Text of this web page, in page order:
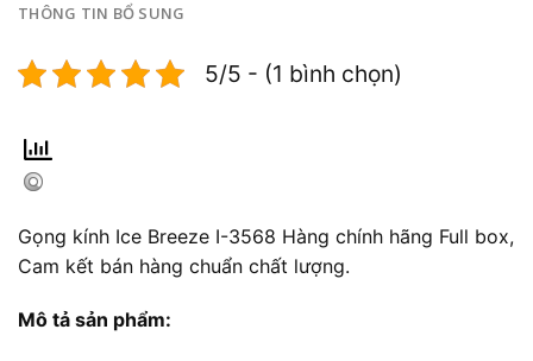
THÔNG TIN BỔ SUNG
5/5 - (1 bình chọn)
Gọng kính Ice Breeze I-3568 Hàng chính hãng Full box,
Cam kết bán hàng chuẩn chất lượng.
Mô tả sản phẩm: